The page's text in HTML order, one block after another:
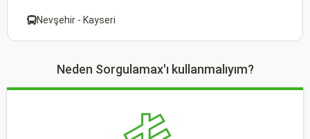
Nevşehir - Kayseri
Neden Sorgulamax'ı kullanmalıyım?